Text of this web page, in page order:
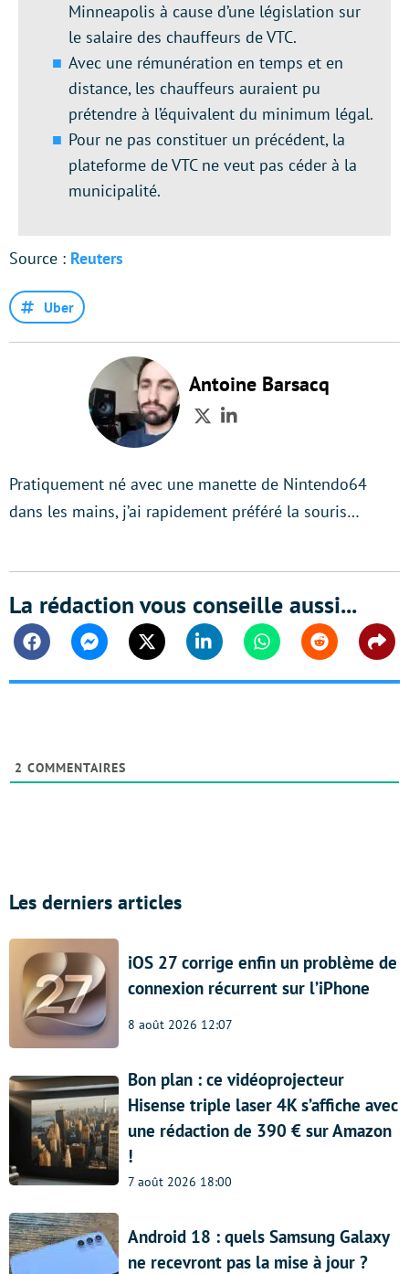
Minneapolis à cause d’une législation sur
le salaire des chauffeurs de VTC.
Avec une rémunération en temps et en
distance, les chauffeurs auraient pu
prétendre à l’équivalent du minimum légal.
Pour ne pas constituer un précédent, la
plateforme de VTC ne veut pas céder à la
municipalité.
Source : Reuters
Uber
Antoine Barsacq
TwitterLinkedIn
Pratiquement né avec une manette de Nintendo64
dans les mains, j’ai rapidement préféré la souris…
La rédaction vous conseille aussi...
FacebookMessengerTwitter Linkedin WhatsappReddit
2 COMMENTAIRES
Les derniers articles
iOS 27 corrige enfin un problème de
connexion récurrent sur l’iPhone
8 août 2026 12:07
Bon plan : ce vidéoprojecteur
Hisense triple laser 4K s’affiche avec
une rédaction de 390 € sur Amazon
!
7 août 2026 18:00
Android 18 : quels Samsung Galaxy
ne recevront pas la mise à jour ?